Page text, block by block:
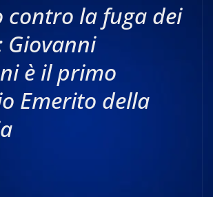
contro la fuga dei
Giovanni
è il primo
Emerito della